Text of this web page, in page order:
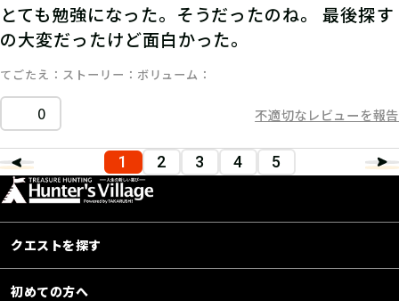
とても勉強になった。そうだったのね。 最後探す
の大変だったけど面白かった。
てごたえ ストーリー ボリューム
0 不適切なレビューを報告
1 2 3 4 5
クエストを探す
初めての方へ